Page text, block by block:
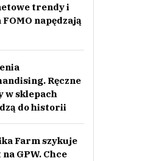
trendy i
napędzają
Ręczne
w sklepach
do historii
Farm szykuje
GPW. Chce